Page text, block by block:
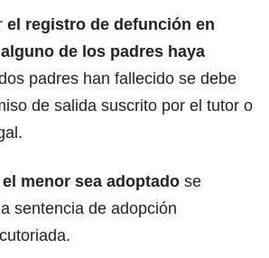
el registro de defunción en
de los padres haya
padres han fallecido se debe
de salida suscrito por el tutor o
menor sea adoptado se
sentencia de adopción